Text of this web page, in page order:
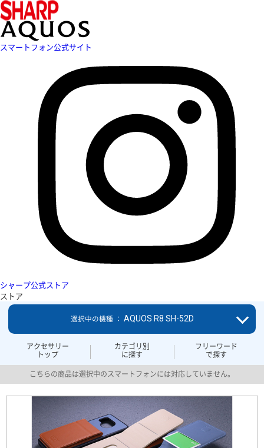
スマートフォン公式サイト
シャープ公式ストア
ストア
アクセサリー
トップ
カテゴリ別
に探す
フリーワード
で探す
選択中の機種 ： AQUOS R8 SH-52D
こちらの商品は選択中のスマートフォンには対応していません。